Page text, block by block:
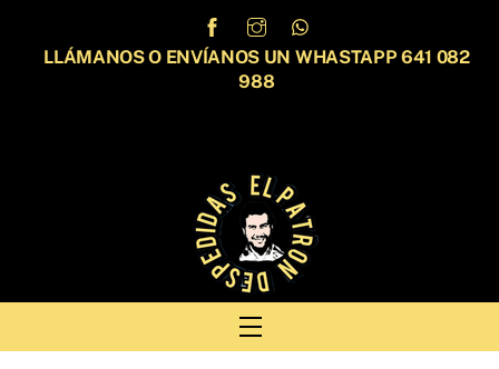
content
LLÁMANOS O ENVÍANOS UN WHASTAPP 641 082
988
Menu